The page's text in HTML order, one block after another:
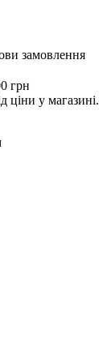
замовлення
грн
ціни у магазині.